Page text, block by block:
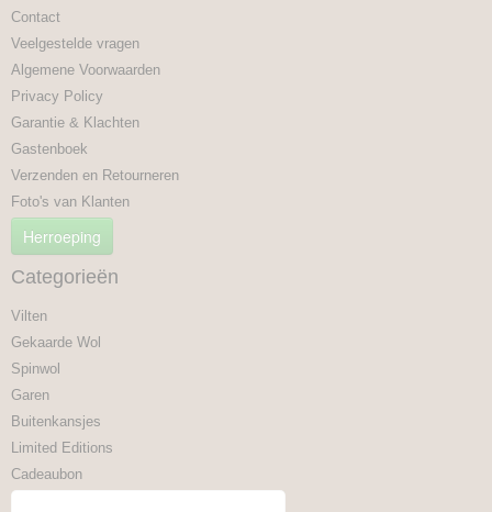
Contact
Veelgestelde vragen
Algemene Voorwaarden
Privacy Policy
Garantie & Klachten
Gastenboek
Verzenden en Retourneren
Foto's van Klanten
Herroeping
Categorieën
Vilten
Gekaarde Wol
Spinwol
Garen
Buitenkansjes
Limited Editions
Cadeaubon